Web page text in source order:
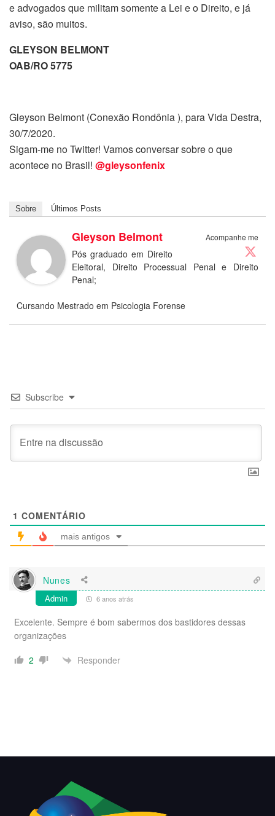
e advogados que militam somente a Lei e o Direito, e já
aviso, são muitos.
GLEYSON BELMONT
OAB/RO 5775
Gleyson Belmont (Conexão Rondônia ), para Vida Destra,
30/7/2020.
Sigam-me no Twitter! Vamos conversar sobre o que
acontece no Brasil! @gleysonfenix
Sobre Últimos Posts
Acompanhe me
Gleyson Belmont
Pós graduado em Direito
Eleitoral, Direito Processual Penal e Direito
Penal;
Cursando Mestrado em Psicologia Forense
Subscribe
1 COMENTÁRIO
mais antigos
Nunes
Admin 6 anos atrás
Excelente. Sempre é bom sabermos dos bastidores dessas
organizações
2
Responder